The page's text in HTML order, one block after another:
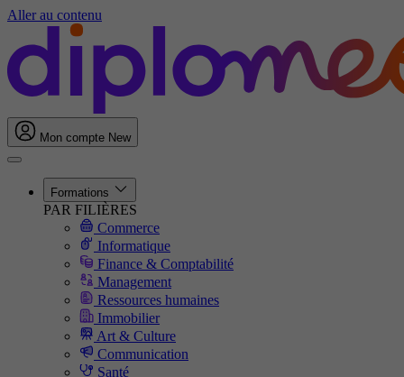
Aller au contenu
Mon compte New
Formations
PAR FILIÈRES
Commerce
Informatique
Finance & Comptabilité
Management
Ressources humaines
Immobilier
Art & Culture
Communication
Santé